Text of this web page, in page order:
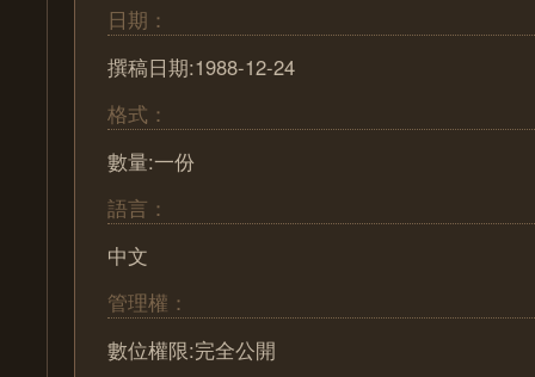
日期：
撰稿日期:1988-12-24
格式：
數量:一份
語言：
中文
管理權：
數位權限:完全公開